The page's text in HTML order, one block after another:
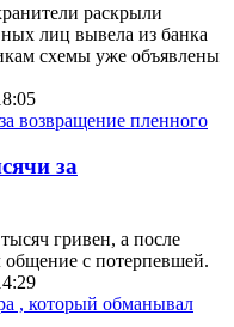
раскрыли
лиц вывела из банка
схемы уже объявлены
за
гривен, а после
общение с потерпевшей.